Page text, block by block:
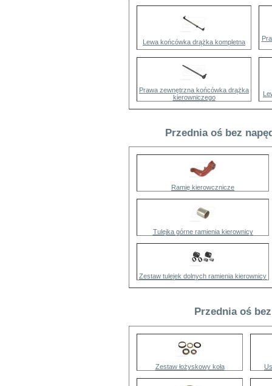
Lewa końcówka drążka kompletna
Prawa zewnętrzna końcówka drążka
kierowniczego
Przednia oś bez
Ramię kierowcznicze
Tulejka górne ramienia kierownicy
Zestaw tulejek dolnych ramienia kierownicy
Przednia oś
Zestaw łożyskowy koła